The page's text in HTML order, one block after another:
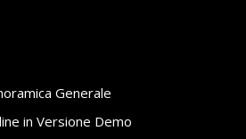
Generale
in Versione Demo